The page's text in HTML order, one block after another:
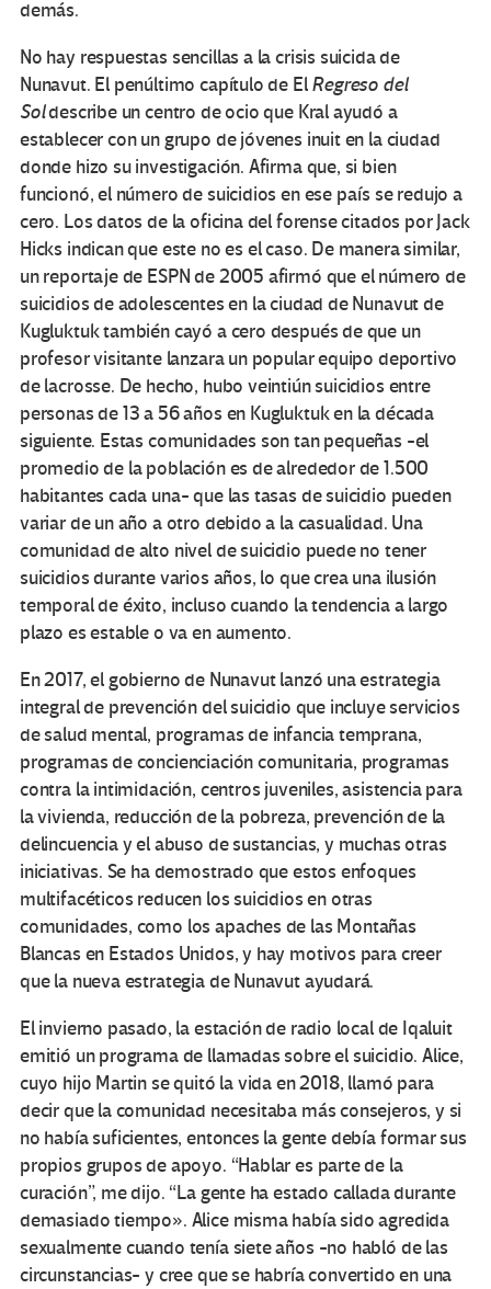
demás.
No hay respuestas sencillas a la crisis suicida de
Nunavut. El penúltimo capítulo de ElRegreso del
Soldescribe un centro de ocio que Kral ayudó a
establecer con un grupo de jóvenes inuit en la ciudad
donde hizo su investigación. Afirma que, si bien
funcionó, el número de suicidios en ese país se redujo a
cero. Los datos de la oficina del forense citados por Jack
Hicks indican que este no es el caso. De manera similar,
un reportaje de ESPN de 2005 afirmó que el número de
suicidios de adolescentes en la ciudad de Nunavut de
Kugluktuk también cayó a cero después de que un
profesor visitante lanzara un popular equipo deportivo
de lacrosse. De hecho, hubo veintiún suicidios entre
personas de 13 a 56 años en Kugluktuk en la década
siguiente. Estas comunidades son tan pequeñas -el
promedio de la población es de alrededor de 1.500
habitantes cada una- que las tasas de suicidio pueden
variar de un año a otro debido a la casualidad. Una
comunidad de alto nivel de suicidio puede no tener
suicidios durante varios años, lo que crea una ilusión
temporal de éxito, incluso cuando la tendencia a largo
plazo es estable o va en aumento.
En 2017, el gobierno de Nunavut lanzó una estrategia
integral de prevención del suicidio que incluye servicios
de salud mental, programas de infancia temprana,
programas de concienciación comunitaria, programas
contra la intimidación, centros juveniles, asistencia para
la vivienda, reducción de la pobreza, prevención de la
delincuencia y el abuso de sustancias, y muchas otras
iniciativas. Se ha demostrado que estos enfoques
multifacéticos reducen los suicidios en otras
comunidades, como los apaches de las Montañas
Blancas en Estados Unidos, y hay motivos para creer
que la nueva estrategia de Nunavut ayudará.
El invierno pasado, la estación de radio local de Iqaluit
emitió un programa de llamadas sobre el suicidio. Alice,
cuyo hijo Martin se quitó la vida en 2018, llamó para
decir que la comunidad necesitaba más consejeros, y si
no había suficientes, entonces la gente debía formar sus
propios grupos de apoyo. “Hablar es parte de la
curación”, me dijo. “La gente ha estado callada durante
demasiado tiempo». Alice misma había sido agredida
sexualmente cuando tenía siete años -no habló de las
circunstancias- y cree que se habría convertido en una